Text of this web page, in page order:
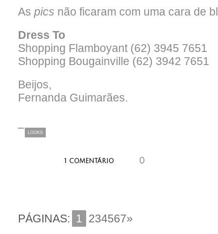
As pics não ficaram com uma cara de
Dress To
Shopping Flamboyant (62) 3945 7651
Shopping Bougainville (62) 3942 7651
Beijos,
Fernanda Guimarães.
LOOKS
1 COMENTÁRIO 0
PÁGINAS: 1 234567»